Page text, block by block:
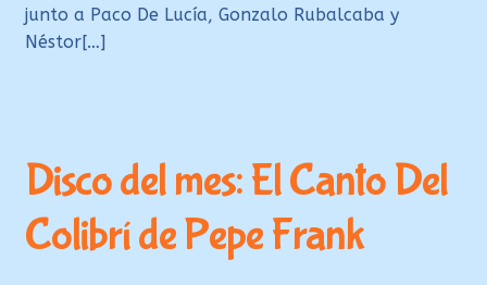
junto a Paco De Lucía, Gonzalo Rubalcaba y
Néstor[…]
Disco del mes: El Canto Del
Colibrí de Pepe Frank